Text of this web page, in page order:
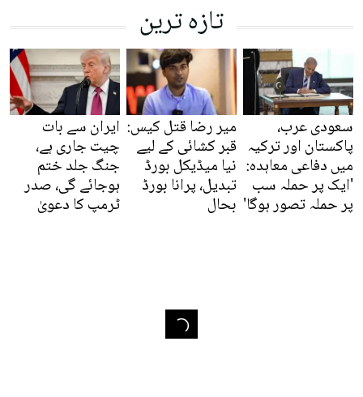
تازہ ترین
سعودی عرب،
پاکستان اور ترکیہ
میں دفاعی معاہدہ:
'ایک پر حملہ سب
پر حملہ تصور ہوگا'
میر رضا قتل کیس:
قبر کشائی کے لیے
نیا میڈیکل بورڈ
تبدیل، پرانا بورڈ
بحال
ایران سے بات
چیت جاری ہے،
جنگ جلد ختم
ہوجائے گی، صدر
ٹرمپ کا دعویٰ